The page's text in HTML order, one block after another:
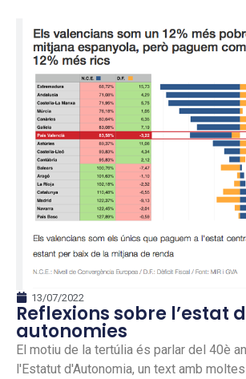
13/07/2022
Reflexions sobre l’estat
autonomies
El motiu de la tertúlia és parlar del 40è
l'Estatut d'Autonomia, un text amb